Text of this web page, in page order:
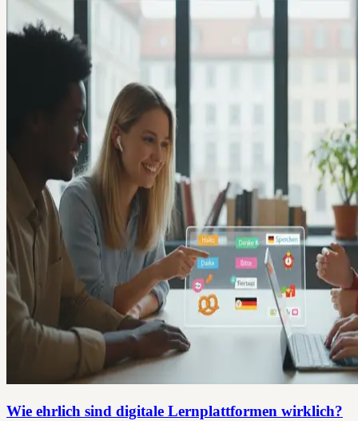
Wie ehrlich sind digitale Lernplattformen wirklich?